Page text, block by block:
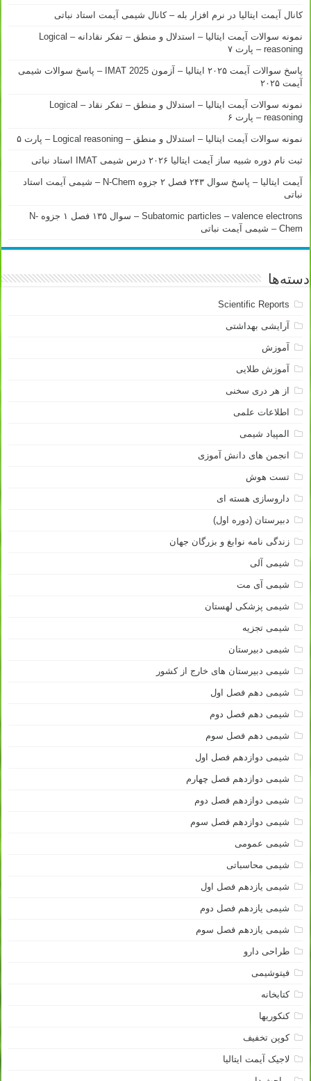
کانال آیمت ایتالیا در نرم افزار بله – کانال شیمی آیمت استاد نباتی
نمونه سوالات آیمت ایتالیا – استدلال و منطق – تفکر نقادانه – Logical
reasoning – پارت ۷
پاسخ سوالات آیمت ۲۰۲۵ ایتالیا – آزمون IMAT 2025 – پاسخ سوالات شیمی
آیمت ۲۰۲۵
نمونه سوالات آیمت ایتالیا – استدلال و منطق – تفکر نقاد – Logical
reasoning – پارت ۶
نمونه سوالات آیمت ایتالیا – استدلال و منطق – Logical reasoning – پارت ۵
ثبت نام دوره شبیه ساز آیمت ایتالیا ۲۰۲۶ درس شیمی IMAT استاد نباتی
آیمت ایتالیا – پاسخ سوال ۲۴۳ فصل ۲ جزوه N-Chem – شیمی آیمت استاد
نباتی
Subatomic particles – valence electrons – سوال ۱۳۵ فصل ۱ جزوه N-
Chem – شیمی آیمت نباتی
دسته‌ها
Scientific Reports
آرایشی بهداشتی
آموزش
آموزش طلایی
از هر دری سخنی
اطلاعات علمی
المپیاد شیمی
انجمن های دانش آموزی
تست هوش
داروسازی هسته ای
دبیرستان (دوره اول)
زندگی نامه نوابغ و بزرگان جهان
شیمی آلی
شیمی آی مت
شیمی پزشکی لهستان
شیمی تجزیه
شیمی دبیرستان
شیمی دبیرستان های خارج از کشور
شیمی دهم فصل اول
شیمی دهم فصل دوم
شیمی دهم فصل سوم
شیمی دوازدهم فصل اول
شیمی دوازدهم فصل چهارم
شیمی دوازدهم فصل دوم
شیمی دوازدهم فصل سوم
شیمی عمومی
شیمی محاسباتی
شیمی یازدهم فصل اول
شیمی یازدهم فصل دوم
شیمی یازدهم فصل سوم
طراحی دارو
فیتوشیمی
کتابخانه
کنکوریها
کوپن تخفیف
لاجیک آیمت ایتالیا